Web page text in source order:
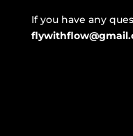
If you have any